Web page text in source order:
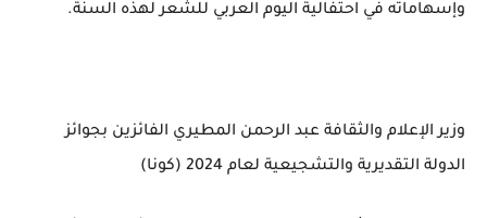
وإسهاماته في احتفالية اليوم العربي للشعر لهذه السنة.
وزير الإعلام والثقافة عبد الرحمن المطيري الفائزين بجوائز
الدولة التقديرية والتشجيعية لعام 2024 (كونا)